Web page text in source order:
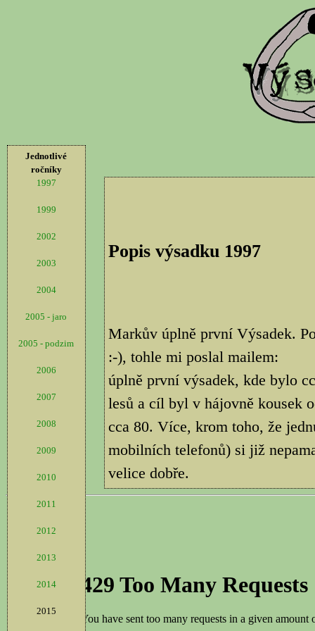
Jednotlivé
ročníky
1997
1999
2002
2003
2004
2005 - jaro
2005 - podzim
2006
2007
2008
2009
2010
2011
2012
2013
2014
2015
Popis výsadku 1997
Markův úplně první Výsadek.
:-), tohle mi poslal mailem:
úplně první výsadek, kde bylo
lesů a cíl byl v hájovně kousek
cca 80. Více, krom toho, že
mobilních telefonů) si již
velice dobře.